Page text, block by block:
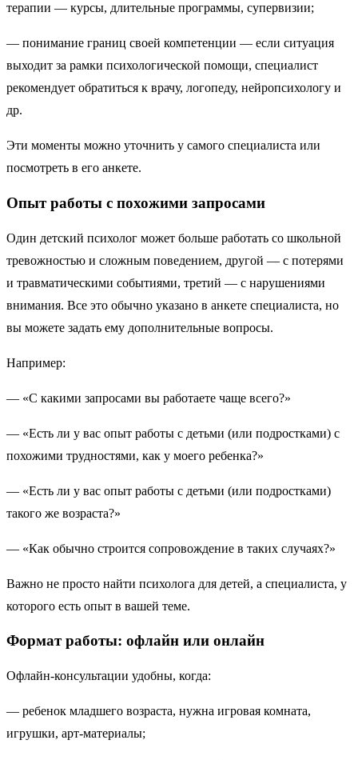
терапии — курсы, длительные программы, супервизии;
— понимание границ своей компетенции — если ситуация
выходит за рамки психологической помощи, специалист
рекомендует обратиться к врачу, логопеду, нейропсихологу и
др.
Эти моменты можно уточнить у самого специалиста или
посмотреть в его анкете.
Опыт работы с похожими запросами
Один детский психолог может больше работать со школьной
тревожностью и сложным поведением, другой — с потерями
и травматическими событиями, третий — с нарушениями
внимания. Все это обычно указано в анкете специалиста, но
вы можете задать ему дополнительные вопросы.
Например:
— «С какими запросами вы работаете чаще всего?»
— «Есть ли у вас опыт работы с детьми (или подростками) с
похожими трудностями, как у моего ребенка?»
— «Есть ли у вас опыт работы с детьми (или подростками)
такого же возраста?»
— «Как обычно строится сопровождение в таких случаях?»
Важно не просто найти психолога для детей, а специалиста, у
которого есть опыт в вашей теме.
Формат работы: офлайн или онлайн
Офлайн-консультации удобны, когда:
— ребенок младшего возраста, нужна игровая комната,
игрушки, арт-материалы;